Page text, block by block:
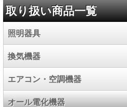
取り扱い商品一覧
照明器具
LED照明器具
照明器具
施設照明
換気機器
換気扇
エアコン・空調機器
業務用エアコン
オール電化機器